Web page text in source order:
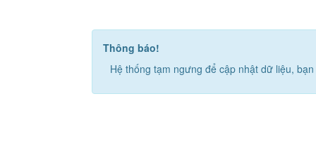
Thông báo!
Hệ thống tạm ngưng để cập nhật dữ liệu,